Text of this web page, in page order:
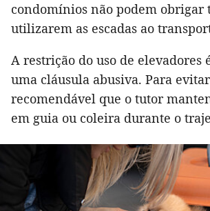
condomínios não podem obrigar
utilizarem as escadas ao
A restrição do uso de elevadores
uma cláusula abusiva. Para
recomendável que o tutor
em guia ou coleira durante o